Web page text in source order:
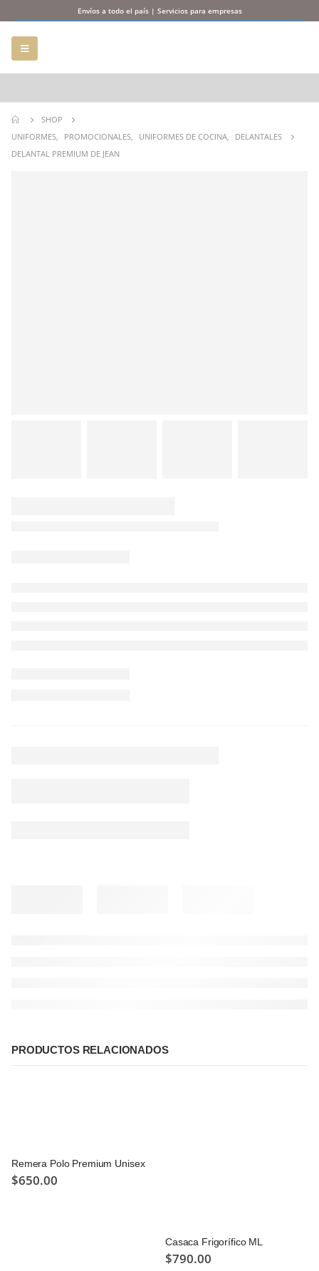
Envíos a todo el país | Servicios para empresas
SHOP
UNIFORMES, PROMOCIONALES, UNIFORMES DE COCINA,
DELANTALES
DELANTAL PREMIUM DE JEAN
PRODUCTOS RELACIONADOS
Remera Polo Premium Unisex
$650.00
Casaca Frigorífico ML
$790.00